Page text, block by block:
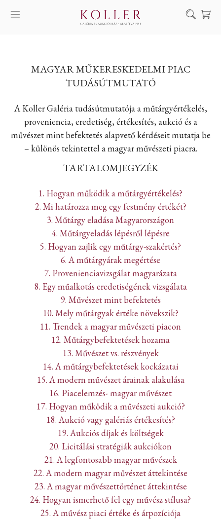
MŰVÉSZEINK
ALKOTÁSOK
AUKCIÓ
KIÁLLÍTÁSAINK
HÍREINK
RÓLUNK
Keresés
MAGYAR MŰKERESKEDELMI PIAC
TUDÁSÚTMUTATÓ
A Koller Galéria tudásútmutatója a műtárgyértékelés,
proveniencia, eredetiség, értékesítés, aukció és a
művészet mint befektetés alapvető kérdéseit mutatja be
– különös tekintettel a magyar művészeti piacra.
TARTALOMJEGYZÉK
1. Hogyan működik a műtárgyértékelés?
2. Mi határozza meg egy festmény értékét?
3. Műtárgy eladása Magyarországon
4. Műtárgyeladás lépésről lépésre
5. Hogyan zajlik egy műtárgy-szakértés?
6. A műtárgyárak megértése
7. Provenienciavizsgálat magyarázata
8. Egy műalkotás eredetiségének vizsgálata
9. Művészet mint befektetés
10. Mely műtárgyak értéke növekszik?
11. Trendek a magyar művészeti piacon
12. Műtárgybefektetések hozama
13. Művészet vs. részvények
14. A műtárgybefektetések kockázatai
15. A modern művészet árainak alakulása
16. Piacelemzés- magyar művészet
17. Hogyan működik a művészeti aukció?
18. Aukció vagy galériás értékesítés?
19. Aukciós díjak és költségek
20. Licitálási stratégiák aukciókon
21. A legfontosabb magyar művészek
22. A modern magyar művészet áttekintése
23. A magyar művészettörténet áttekintése
24. Hogyan ismerhető fel egy művész stílusa?
25. A művész piaci értéke és árpozíciója